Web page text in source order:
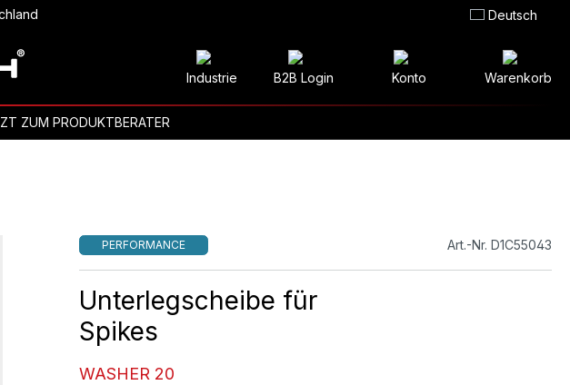
Deutsch
Industrie B2B Login Konto Warenkorb
ZUM PRODUKTBERATER
PERFORMANCE Art.-Nr. D1C55043
Unterlegscheibe für
Spikes
WASHER 20